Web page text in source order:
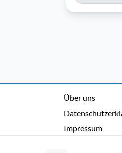
Über uns
Impressum